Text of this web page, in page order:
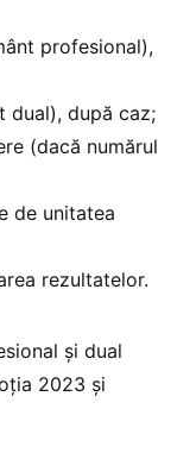
profesional),
dual), după caz;
(dacă numărul
de unitatea
rezultatelor.
şi dual
2023 şi